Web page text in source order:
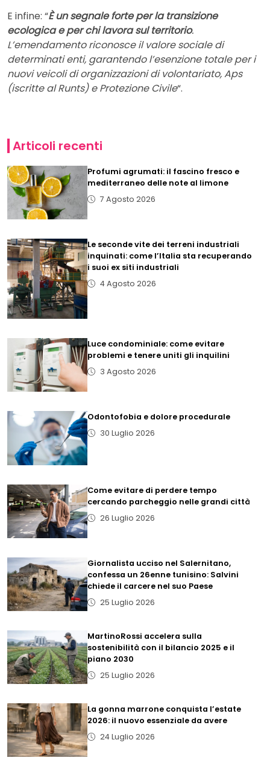
E infine: “È un segnale forte per la transizione
ecologica e per chi lavora sul territorio.
L’emendamento riconosce il valore sociale di
determinati enti, garantendo l’esenzione totale per i
nuovi veicoli di organizzazioni di volontariato, Aps
(iscritte al Runts) e Protezione Civile“.
Articoli recenti
Profumi agrumati: il fascino fresco e
mediterraneo delle note al limone
7 Agosto 2026
Le seconde vite dei terreni industriali
inquinati: come l’Italia sta recuperando
i suoi ex siti industriali
4 Agosto 2026
Luce condominiale: come evitare
problemi e tenere uniti gli inquilini
3 Agosto 2026
Odontofobia e dolore procedurale
30 Luglio 2026
Come evitare di perdere tempo
cercando parcheggio nelle grandi città
26 Luglio 2026
Giornalista ucciso nel Salernitano,
confessa un 26enne tunisino: Salvini
chiede il carcere nel suo Paese
25 Luglio 2026
MartinoRossi accelera sulla
sostenibilità con il bilancio 2025 e il
piano 2030
25 Luglio 2026
La gonna marrone conquista l’estate
2026: il nuovo essenziale da avere
24 Luglio 2026